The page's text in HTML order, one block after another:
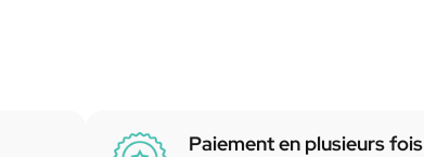
Paiement en plusieurs fois